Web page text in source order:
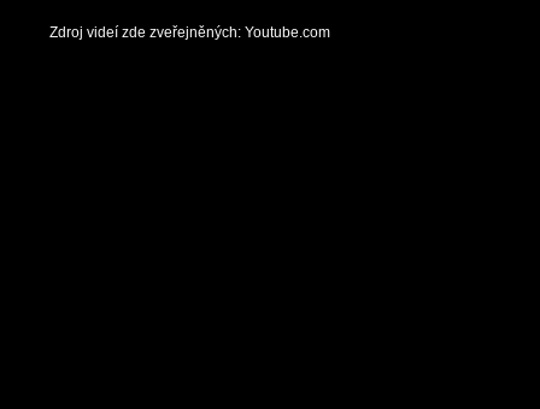
Zdroj videí zde zveřejněných: Youtube.com